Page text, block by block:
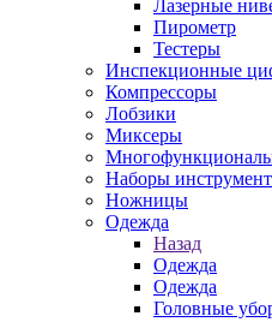
Лазерные
Пирометр
Тестеры
Инспекционные
Компрессоры
Лобзики
Миксеры
Наборы
Ножницы
Одежда
Назад
Одежда
Одежда
Головные